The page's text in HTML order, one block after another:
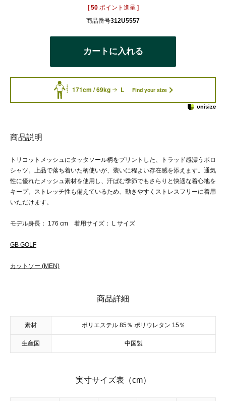
[ 50 ポイント進呈 ]
商品番号312U5557
カートに入れる
171cm / 69kg L Find your size
商品説明
トリコットメッシュにタッタソール柄をプリントした、トラッド感漂うポロ
シャツ。上品で落ち着いた柄使いが、装いに程よい存在感を添えます。通気
性に優れたメッシュ素材を使用し、汗ばむ季節でもさらりと快適な着心地を
キープ。ストレッチ性も備えているため、動きやすくストレスフリーに着用
いただけます。
モデル身長： 176 cm 着用サイズ： L サイズ
GB GOLF
カットソー (MEN)
商品詳細
素材 ポリエステル 85％ ポリウレタン 15％
生産国 中国製
実寸サイズ表（cm）